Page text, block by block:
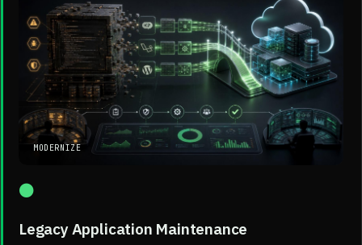
MODERNIZE
●
Legacy Application Maintenance